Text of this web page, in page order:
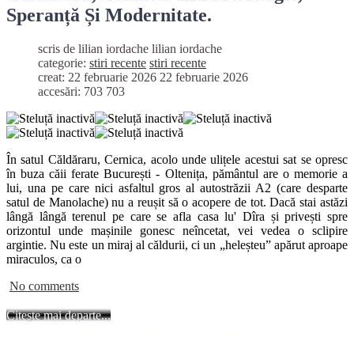
Speranță Și Modernitate.
scris de lilian iordache lilian iordache
categorie: stiri recente stiri recente
creat: 22 februarie 2026 22 februarie 2026
accesări: 703 703
În satul Căldăraru, Cernica, acolo unde ulițele acestui sat se opresc
în buza căii ferate București - Oltenița, pământul are o memorie a
lui, una pe care nici asfaltul gros al autostrăzii A2 (care desparte
satul de Manolache) nu a reușit să o acopere de tot.Dacă stai astăzi
lângă lângă terenul pe care se afla casa lu' Dîra și privești spre
orizontul unde mașinile gonesc neîncetat, vei vedea o sclipire
argintie. Nu este un miraj al căldurii, ci un „heleșteu” apărut aproape
miraculos, ca o
No comments
Citește mai departe...